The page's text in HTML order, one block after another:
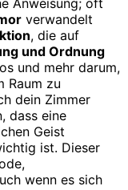
Anweisung; oft
verwandelt
, die auf
und Ordnung
und mehr darum,
Raum zu
dein Zimmer
dass eine
Geist
ist. Dieser
wenn es sich